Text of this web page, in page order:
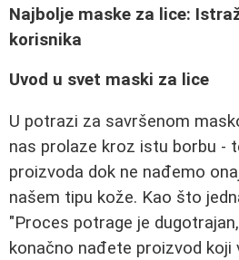
Najbolje maske za lice:
korisnika
Uvod u svet maski za lice
U potrazi za savršenom
nas prolaze kroz istu borbu -
proizvoda dok ne nađemo
našem tipu kože. Kao što
"Proces potrage je
konačno nađete proizvod koji